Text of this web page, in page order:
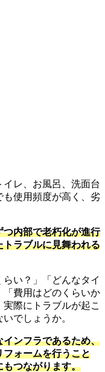
レ、お風呂、洗面台
も使用頻度が高く、劣
つ内部で老朽化が進行
ラブルに見舞われる
い？」「どんなタイ
「費用はどのくらいか
際にトラブルが起こ
でしょうか。
ンフラであるため、
フォームを行うこと
もつながります。